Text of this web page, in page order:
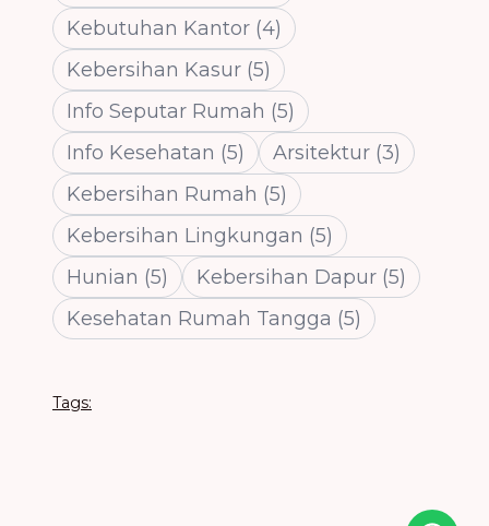
Kebutuhan Kantor (4)
Kebersihan Kasur (5)
Info Seputar Rumah (5)
Info Kesehatan (5) Arsitektur (3)
Kebersihan Rumah (5)
Kebersihan Lingkungan (5)
Hunian (5) Kebersihan Dapur (5)
Kesehatan Rumah Tangga (5)
Tags: